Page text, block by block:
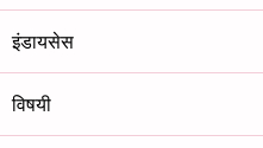
इंडायसेस
विषयी